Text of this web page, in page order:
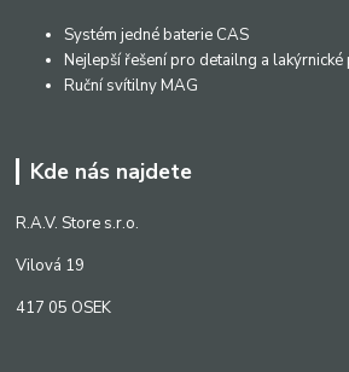
Systém jedné baterie CAS
Nejlepší řešení pro detailng a lakýrnické
Ruční svítilny MAG
Kde nás najdete
R.A.V. Store s.r.o.
Vilová 19
417 05 OSEK